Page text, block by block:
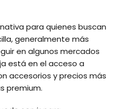
para quienes buscan
generalmente más
en algunos mercados
está en el acceso a
accesorios y precios más
premium.